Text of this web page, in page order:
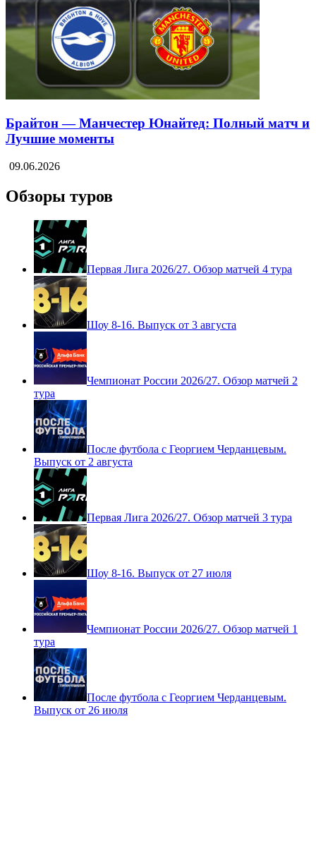
Брайтон — Манчестер Юнайтед: Полный матч и
Лучшие моменты
09.06.2026
Обзоры туров
Первая Лига 2026/27. Обзор матчей 4 тура
Шоу 8-16. Выпуск от 3 августа
Чемпионат России 2026/27. Обзор матчей 2
тура
После футбола с Георгием Черданцевым.
Выпуск от 2 августа
Первая Лига 2026/27. Обзор матчей 3 тура
Шоу 8-16. Выпуск от 27 июля
Чемпионат России 2026/27. Обзор матчей 1
тура
После футбола с Георгием Черданцевым.
Выпуск от 26 июля